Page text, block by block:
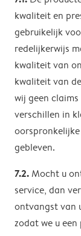
kwaliteit en
gebruikelijk
redelijkerwijs
kwaliteit van
kwaliteit van
wij geen
verschillen in
gebleven.
7.2.Mocht u
service, dan
ontvangst van
zodat we u